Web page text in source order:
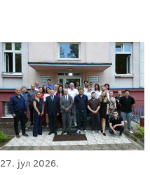
27. јул 2026.